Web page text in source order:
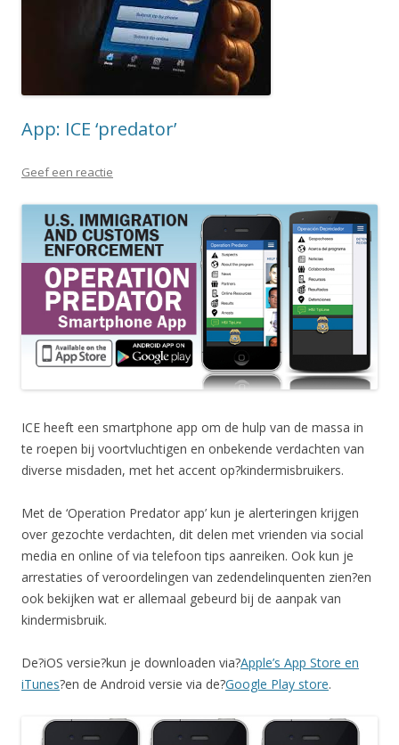
App: ICE ‘predator’
Geef een reactie
ICE heeft een smartphone app om de hulp van de massa in
te roepen bij voortvluchtigen en onbekende verdachten van
diverse misdaden, met het accent op?kindermisbruikers.
Met de ‘Operation Predator app’ kun je alerteringen krijgen
over gezochte verdachten, dit delen met vrienden via social
media en online of via telefoon tips aanreiken. Ook kun je
arrestaties of veroordelingen van zedendelinquenten zien?en
ook bekijken wat er allemaal gebeurd bij de aanpak van
kindermisbruik.
De?iOS versie?kun je downloaden via?Apple’s App Store en
iTunes?en de Android versie via de?Google Play store.